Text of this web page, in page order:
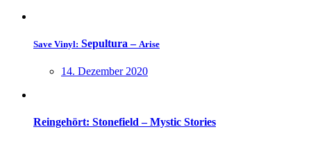
Save Vinyl: Sepultura – Arise
14. Dezember 2020
Reingehört: Stonefield – Mystic Stories